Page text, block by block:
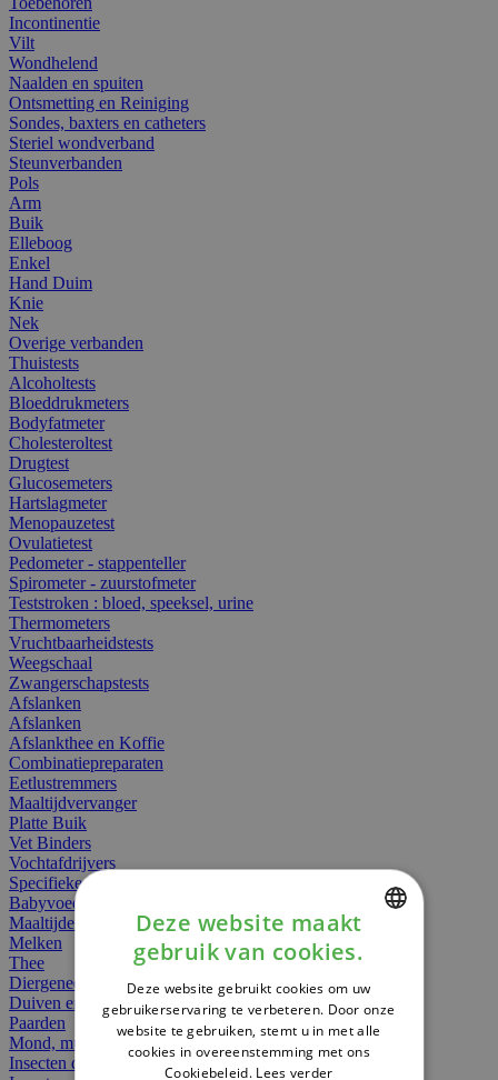
Incontinentie
Vilt
Wondhelend
Naalden en spuiten
Ontsmetting en Reiniging
Sondes, baxters en catheters
Steriel wondverband
Steunverbanden
Pols
Arm
Buik
Elleboog
Enkel
Hand Duim
Knie
Nek
Overige verbanden
Thuistests
Alcoholtests
Bloeddrukmeters
Bodyfatmeter
Cholesteroltest
Drugtest
Glucosemeters
Hartslagmeter
Menopauzetest
Ovulatietest
Pedometer - stappenteller
Spirometer - zuurstofmeter
Teststroken : bloed, speeksel, urine
Thermometers
Vruchtbaarheidstests
Weegschaal
Zwangerschapstests
Afslanken
Afslanken
Afslankthee en Koffie
Combinatiepreparaten
Eetlustremmers
Maaltijdvervanger
Platte Buik
Vet Binders
Vochtafdrijvers
Specifieke Voeding
Babyvoeding
Maaltijden
Melken
Thee
Diergeneesmiddelen
Duiven en vogels
Paarden
Mond, muil of snavel
Insecten dieren
DUTCH
FRENCH
ENGLISH
Deze website maakt
gebruik van cookies.
Deze website gebruikt cookies om uw
gebruikerservaring te verbeteren. Door onze
website te gebruiken, stemt u in met alle
cookies in overeenstemming met ons
Cookiebeleid. Lees verder